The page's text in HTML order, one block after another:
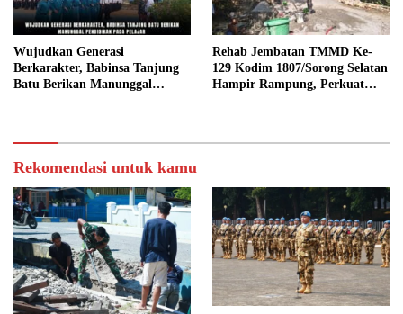
Wujudkan Generasi
Berkarakter, Babinsa Tanjung
Batu Berikan Manunggal
Rehab Jembatan TMMD Ke-
129 Kodim 1807/Sorong Selatan
Hampir Rampung, Perkuat
Rekomendasi untuk kamu